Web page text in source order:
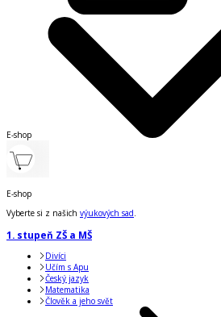
E-shop
E-shop
Vyberte si z našich výukových sad.
1. stupeň ZŠ a MŠ
Divíci
Učím s Apu
Český jazyk
Matematika
Člověk a jeho svět